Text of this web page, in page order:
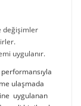
değişimler
uygulanır.
ulaşmada
uygulanan